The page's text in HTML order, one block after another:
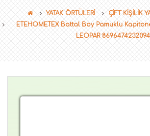
YATAK ÖRTÜLERİ
ÇİFT KİŞİLİK
ETEHOMETEX Battal Boy Pamuklu
LEOPAR 8696474232094